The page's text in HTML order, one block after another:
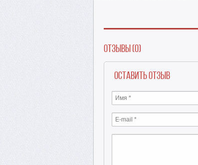
Отзывы (0)
Оставить отзыв